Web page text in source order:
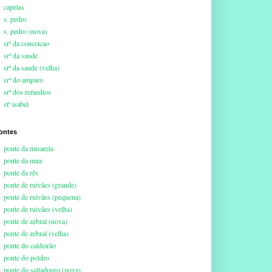
capelas
s. pedro
s. pedro (nova)
srª da conceicao
srª da saude
srª da saude (velha)
srª do amparo
srª dos remedios
stª isabel
ponte da misarela
ponte da mua
ponte da rês
ponte de ruivães (grande)
ponte de ruivães (pequena)
ponte de ruivães (velha)
ponte de zebral (nova)
ponte de zebral (velha)
ponte do caldeirão
ponte do poldro
ponte do saltadouro (nova)